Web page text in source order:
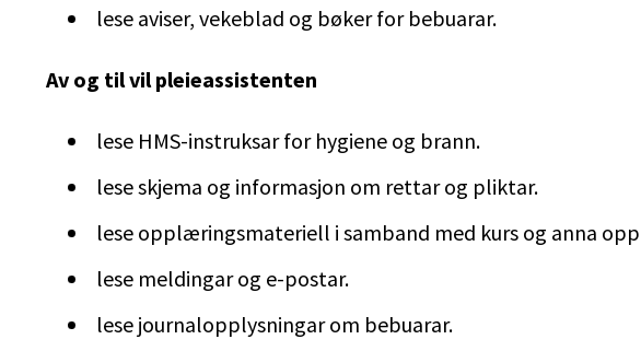
lese aviser, vekeblad og bøker for bebuarar.
Av og til vil pleieassistenten
lese HMS-instruksar for hygiene og brann.
lese skjema og informasjon om rettar og pliktar.
lese opplæringsmateriell i samband med kurs og anna
lese meldingar og e-postar.
lese journalopplysningar om bebuarar.